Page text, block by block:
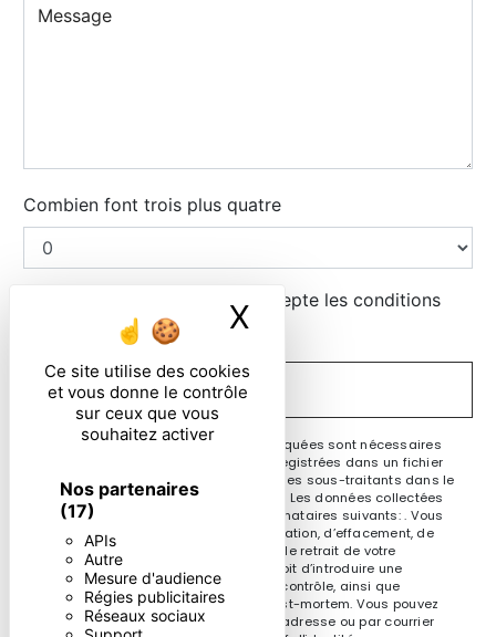
Ce site utilise des cookies
et vous donne le contrôle
sur ceux que vous
souhaitez activer
Nos partenaires
(17)
APIs
Autre
Mesure d'audience
Régies publicitaires
Réseaux sociaux
X Masquer le
Combien font trois plus quatre
En cochant cette case, j'accepte les conditions
particulières ci-dessous **
ENVOYER
** Les données personnelles communiquées sont nécessaires
aux fins de vous contacter et sont enregistrées dans un fichier
informatisé. Elles sont destinées à et ses sous-traitants dans le
seul but de répondre à votre message. Les données collectées
seront communiquées aux seuls destinataires suivants: . Vous
disposez de droits d’accès, de rectification, d’effacement, de
portabilité, de limitation, d’opposition, de retrait de votre
consentement à tout moment et du droit d’introduire une
réclamation auprès d’une autorité de contrôle, ainsi que
d’organiser le sort de vos données post-mortem. Vous pouvez
exercer ces droits par voie postale à l'adresse ou par courrier